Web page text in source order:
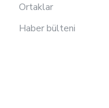
Ortaklar
Haber bülteni